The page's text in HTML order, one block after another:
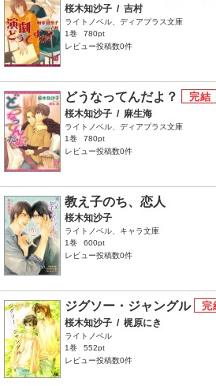
桜木知沙子 / 吉村
ライトノベル、ディアプラス文庫
1巻
780pt
レビュー投稿数0件
どうなってんだよ？
桜木知沙子 / 麻生海
ライトノベル、ディアプラス文庫
1巻
780pt
レビュー投稿数0件
教え子のち、恋人
桜木知沙子
ライトノベル、キャラ文庫
1巻
600pt
レビュー投稿数0件
ジグソー・ジャングル
桜木知沙子 / 梶原にき
ライトノベル
1巻
552pt
レビュー投稿数0件